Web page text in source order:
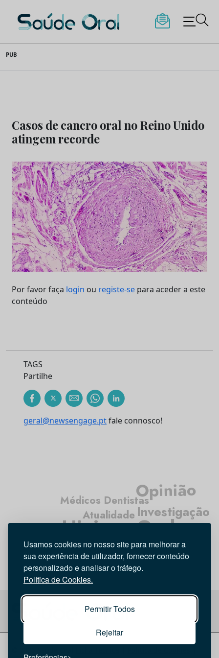
Usamos cookies no nosso site para melhorar a
sua experiência de utilizador, fornecer conteúdo
personalizado e analisar o tráfego.
Política de Cookies.
Permitir Todos
Rejeitar
to
content
Saúde Oral
PUB
Casos de cancro oral no Reino Unido
atingem recorde
Por favor faça login ou registe-se para aceder a este
conteúdo
TAGS
Partilhe
geral@newsengage.ptfale connosco!
Atualidade
Médicos Dentistas
Higiene Oral
Entrevista
Opinião
Tecnologia
Investigação